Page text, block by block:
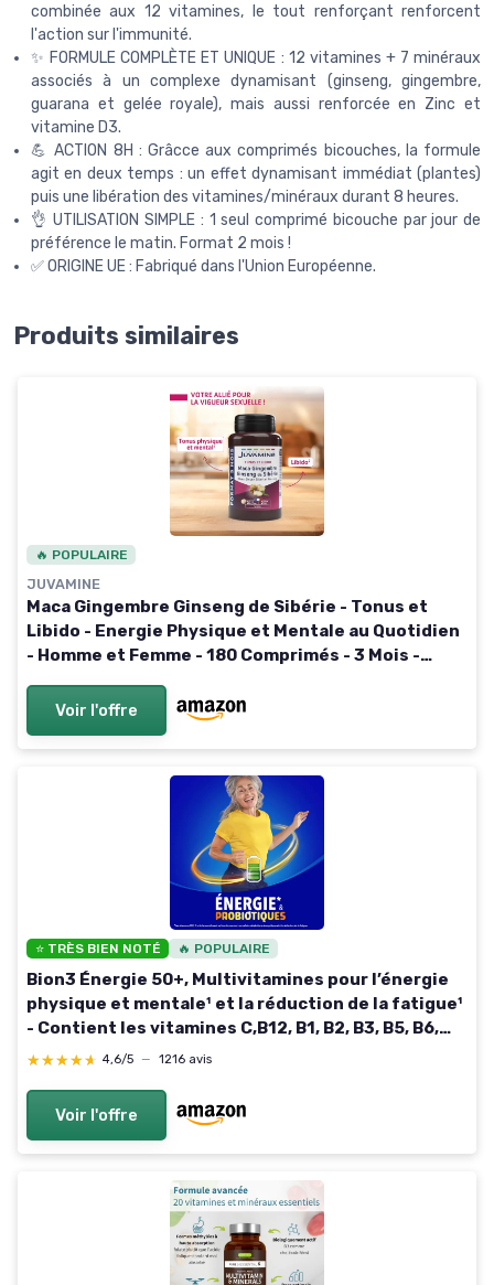
combinée aux 12 vitamines, le tout renforçant renforcent
l'action sur l'immunité.
✨ FORMULE COMPLÈTE ET UNIQUE : 12 vitamines + 7 minéraux
associés à un complexe dynamisant (ginseng, gingembre,
guarana et gelée royale), mais aussi renforcée en Zinc et
vitamine D3.
💪 ACTION 8H : Grâcce aux comprimés bicouches, la formule
agit en deux temps : un effet dynamisant immédiat (plantes)
puis une libération des vitamines/minéraux durant 8 heures.
👌 UTILISATION SIMPLE : 1 seul comprimé bicouche par jour de
préférence le matin. Format 2 mois !
✅ ORIGINE UE : Fabriqué dans l'Union Européenne.
Produits similaires
🔥 POPULAIRE
JUVAMINE
Maca Gingembre Ginseng de Sibérie - Tonus et
Libido - Energie Physique et Mentale au Quotidien
- Homme et Femme - 180 Comprimés - 3 Mois -
Voir l'offre
⭐ TRÈS BIEN NOTÉ 🔥 POPULAIRE
Bion3 Énergie 50+, Multivitamines pour l’énergie
physique et mentale¹ et la réduction de la fatigue¹
- Contient les vitamines C,B12, B1, B2, B3, B5, B6,
B8, A, D, Zinc, Fer, Probiotiques 60 Unité (Lot de 1)
★★★★★
★★★★★ 4,6/5 — 1216 avis
Voir l'offre